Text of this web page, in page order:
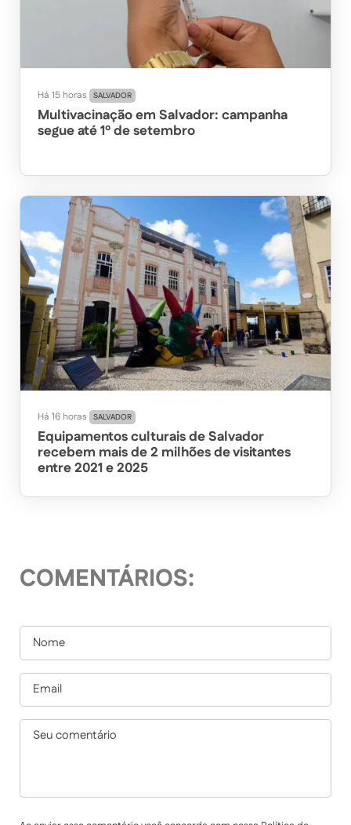
Há 15 horas SALVADOR
Multivacinação em Salvador: campanha
segue até 1º de setembro
Há 16 horas SALVADOR
Equipamentos culturais de Salvador
recebem mais de 2 milhões de visitantes
entre 2021 e 2025
COMENTÁRIOS: